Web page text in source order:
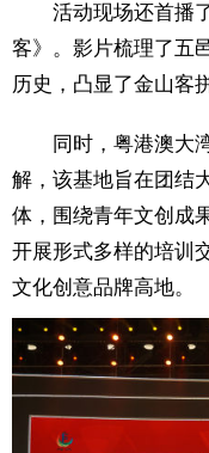
活动现场还首播了
客》。影片梳理了五
历史，凸显了金山客
同时，粤港澳大湾
解，该基地旨在团结
体，围绕青年文创成
开展形式多样的培训
文化创意品牌高地。